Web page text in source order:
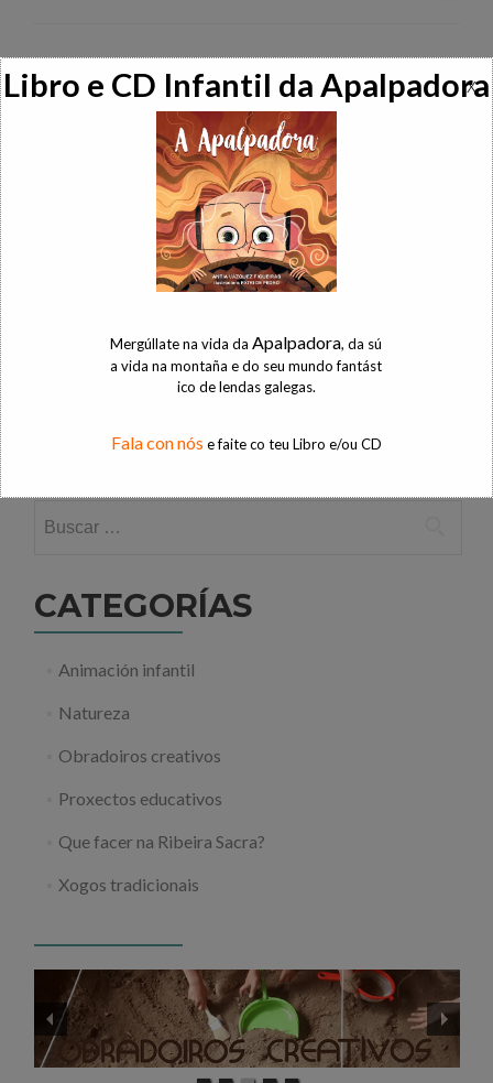
Navegación
entradas
← Encontro Pingueira Magosto popular
← Voltar ó índice do blog
ENTRADAS RECENTES
Pintura de dedos caseira
Xogos tradicionais: Os Birlos
Entroido Ribeirao
CATEGORÍAS
Animación infantil
Natureza
Obradoiros creativos
Proxectos educativos
Que facer na Ribeira Sacra?
Xogos tradicionais
Libro e CD Infantil da Apalpadora
x
Mergúllate na vida daApalpadora, da sú
a vida na montaña e do seu mundo fantást
ico de lendas galegas.
Fala con nós e faite co teu Libro e/ou CD